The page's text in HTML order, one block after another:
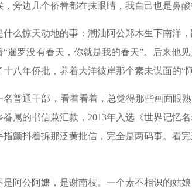
旁边几个侨眷都在抹眼睛，我自己也是鼻酸
什么惊天动地的事：潮汕阿公郑木生下南洋
“暹罗没有春天，你就是我的春天”。后来他
八年侨批，养着大洋彼岸那个素未谋面的“
名普通干部，看着看着，总觉得那些画面眼
属的书信兼汇款，2013年入选《世界记忆
颤抖着拆那泛黄批信，完全是两码事。看
是阿公阿嬷，是谢南枝。一个素不相识的姑